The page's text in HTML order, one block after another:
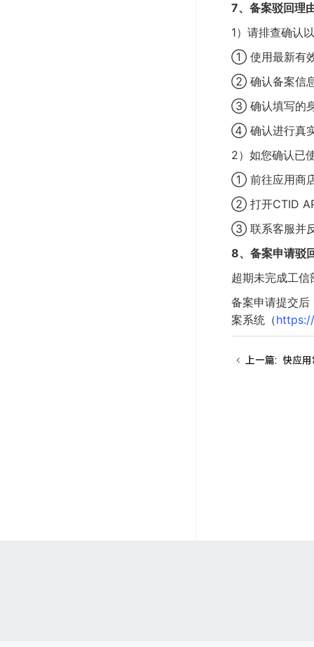
7、备案驳回理
1）请排查确认
① 使用最新有
② 确认备案信
③ 确认填写的
④ 确认进行真
2）如您确认已
① 前往应用商
② 打开CTID
③ 联系客服并
8、备案申请驳
超期未完成工
备案申请提交
案系统（
上一篇: 快应